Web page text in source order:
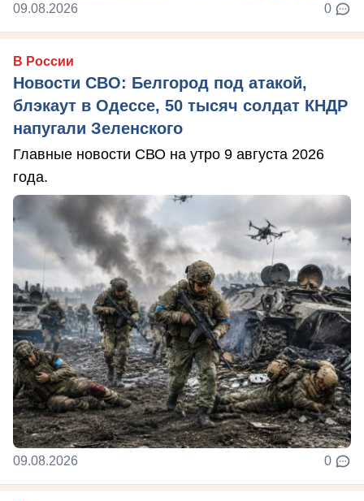
09.08.2026 0
В России
Новости СВО: Белгород под атакой,
блэкаут в Одессе, 50 тысяч солдат КНДР
напугали Зеленского
Главные новости СВО на утро 9 августа 2026
года.
09.08.2026 0